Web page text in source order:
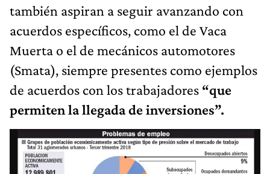
también aspiran a seguir avanzando con
acuerdos específicos, como el de Vaca
Muerta o el de mecánicos automotores
(Smata), siempre presentes como ejemplos
de acuerdos con los trabajadores “que
permiten la llegada de inversiones”.